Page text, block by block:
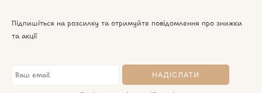
Підпишіться на розсилку та отримуйте повідомлення про знижки
та акції